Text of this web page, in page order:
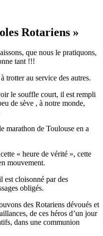
Rotariens »
que nous le pratiquons,
tant !!!
trotter au service des autres.
le souffle court, il est rempli
de sève , à notre monde,
marathon de Toulouse en a
« heure de vérité », cette
mouvement.
est cloisonné par des
obligés.
des Rotariens dévoués et
de ces héros d’un jour
dans une communion